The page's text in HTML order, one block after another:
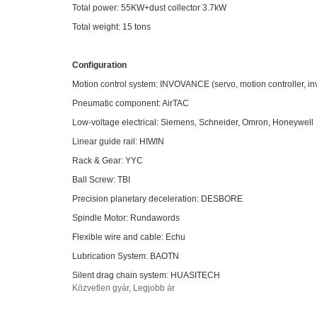
Total power: 55KW+dust collector 3.7kW
Total weight: 15 tons
Configuration
Motion control system: INVOVANCE (servo, motion controller,
Pneumatic component: AirTAC
Low-voltage electrical: Siemens, Schneider, Omron, Honeywell
Linear guide rail: HIWIN
Rack & Gear: YYC
Ball Screw: TBI
Precision planetary deceleration: DESBORE
Spindle Motor: Rundawords
Flexible wire and cable: Echu
Lubrication System: BAOTN
Silent drag chain system: HUASITECH
Közvetlen gyár, Legjobb ár